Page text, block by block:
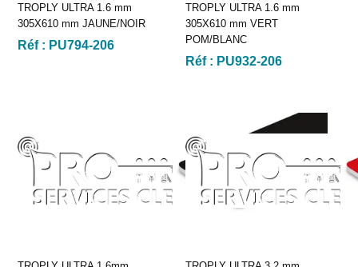
TROPLY ULTRA 1.6 mm
305X610 mm JAUNE/NOIR
Réf : PU794-206
TROPLY ULTRA 1.6 mm
305X610 mm VERT
POM/BLANC
Réf : PU932-206